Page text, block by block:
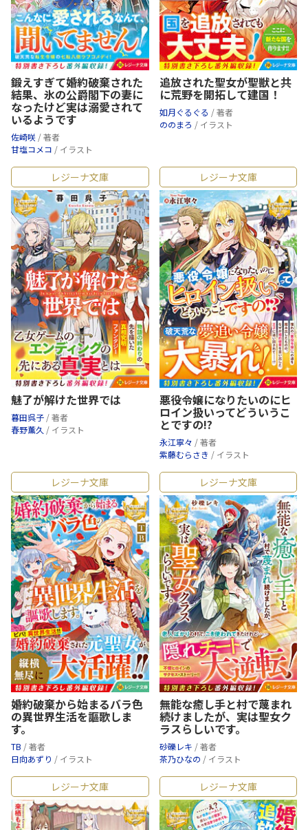
鍛えすぎて婚約破棄された
結果、氷の公爵閣下の妻に
なったけど実は溺愛されて
いるようです
佐崎咲 / 著者
甘塩コメコ / イラスト
追放された聖女が聖獣と共
に荒野を開拓して建国！
如月ぐるぐる / 著者
ののまろ / イラスト
レジーナ文庫
魅了が解けた世界では
暮田呉子 / 著者
春野薫久 / イラスト
レジーナ文庫
悪役令嬢になりたいのにヒ
ロイン扱いってどういうこ
とですの!?
永江寧々 / 著者
紫藤むらさき / イラスト
レジーナ文庫
婚約破棄から始まるバラ色
の異世界生活を謳歌しま
す。
TB / 著者
日向あずり / イラスト
レジーナ文庫
無能な癒し手と村で蔑まれ
続けましたが、実は聖女ク
ラスらしいです。
砂礫レキ / 著者
茶乃ひなの / イラスト
レジーナ文庫 レジーナ文庫